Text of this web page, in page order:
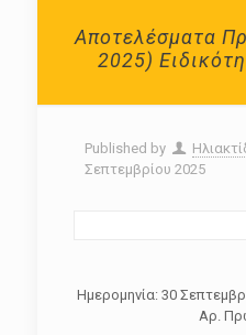
Αποτελέσματα
2025)
Published by
Σεπτεμβρίου 2025
Ημερομηνία: 30
Αρ.